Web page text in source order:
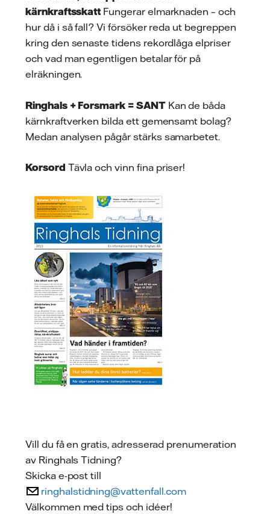
kärnkraftsskatt Fungerar elmarknaden – och
hur då i så fall? Vi försöker reda ut begreppen
kring den senaste tidens rekordlåga elpriser
och vad man egentligen betalar för på
elräkningen.
Ringhals + Forsmark = SANTKan de båda
kärnkraftverken bilda ett gemensamt bolag?
Medan analysen pågår stärks samarbetet.
Korsord Tävla och vinn fina priser!
Vill du få en gratis, adresserad prenumeration
av Ringhals Tidning?
Skicka e-post till
ringhalstidning@vattenfall.com
Välkommen med tips och idéer!